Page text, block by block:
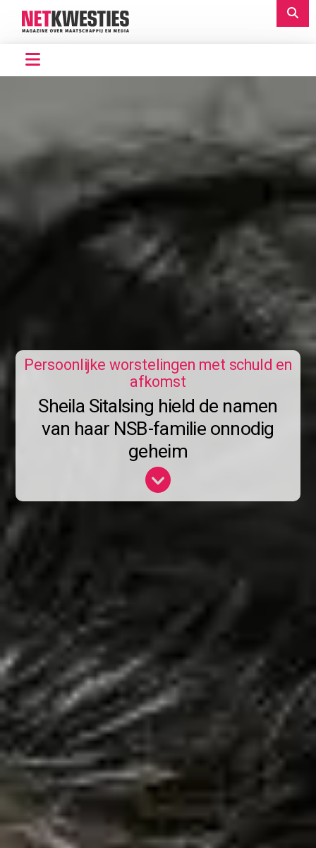
Persoonlijke worstelingen met schuld en
afkomst
Sheila Sitalsing hield de namen
van haar NSB-familie onnodig
geheim